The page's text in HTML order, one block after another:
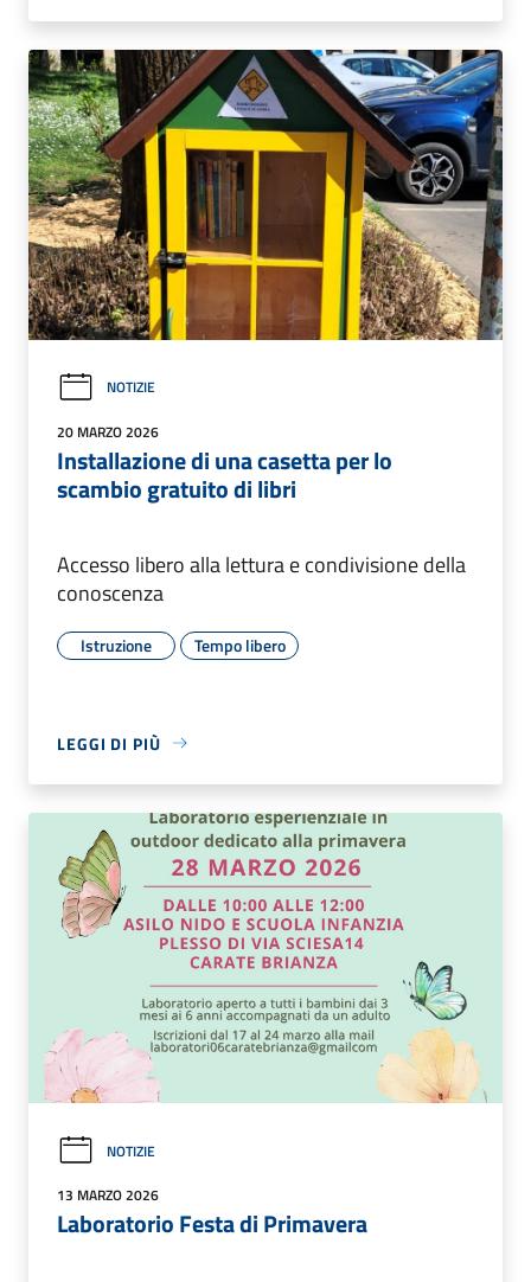
NOTIZIE
20 MARZO 2026
Installazione di una casetta per lo
scambio gratuito di libri
Accesso libero alla lettura e condivisione della
conoscenza
Istruzione Tempo libero
LEGGI DI PIÙ
NOTIZIE
13 MARZO 2026
Laboratorio Festa di Primavera